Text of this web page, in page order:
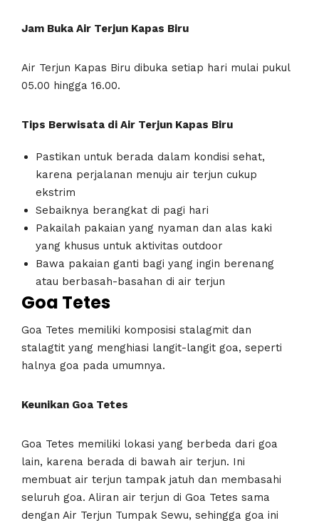
Jam Buka Air Terjun Kapas Biru
Air Terjun Kapas Biru dibuka setiap hari mulai pukul
05.00 hingga 16.00.
Tips Berwisata di Air Terjun Kapas Biru
Pastikan untuk berada dalam kondisi sehat,
karena perjalanan menuju air terjun cukup
ekstrim
Sebaiknya berangkat di pagi hari
Pakailah pakaian yang nyaman dan alas kaki
yang khusus untuk aktivitas outdoor
Bawa pakaian ganti bagi yang ingin berenang
atau berbasah-basahan di air terjun
Goa Tetes
Goa Tetes memiliki komposisi stalagmit dan
stalagtit yang menghiasi langit-langit goa, seperti
halnya goa pada umumnya.
Keunikan Goa Tetes
Goa Tetes memiliki lokasi yang berbeda dari goa
lain, karena berada di bawah air terjun. Ini
membuat air terjun tampak jatuh dan membasahi
seluruh goa. Aliran air terjun di Goa Tetes sama
dengan Air Terjun Tumpak Sewu, sehingga goa ini